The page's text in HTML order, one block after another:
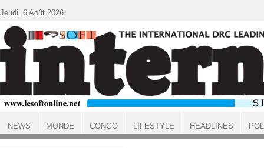
ACCUEIL
Jeudi, 6 Août 2026
NEWS MONDE CONGO LIFESTYLE HEADLINES